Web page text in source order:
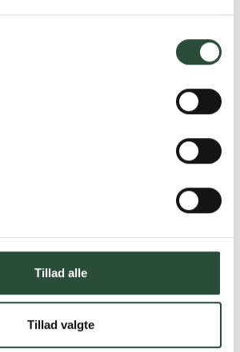
Tillad alle
Tillad valgte